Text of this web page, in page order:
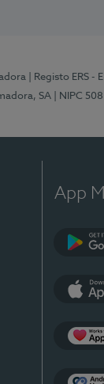
| Registo ERS -
SA
| NIPC
App